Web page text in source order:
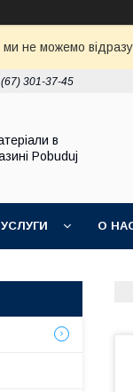
не можемо відразу
301-37-45
в
Pobuduj
О